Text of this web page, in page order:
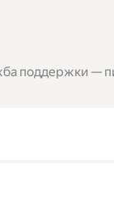
поддержки —